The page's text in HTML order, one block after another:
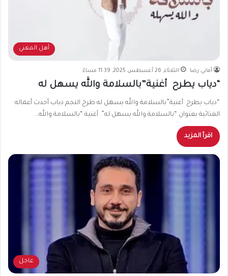
أهل المغني
أماني رضا الثلاثاء, 26 أغسطس 2025, 11:39 مساءً
“دياب يطرح أغنية”بالسلامة والله يسهل له
“دياب يطرح أغنية”بالسلامة والله يسهل له طرح النجم دياب أحدث أعماله
الغنائية بعنوان “بالسلامة والله يسهل له”. أغنية “بالسلامة والله…
اقرأ المزيد
عاجل